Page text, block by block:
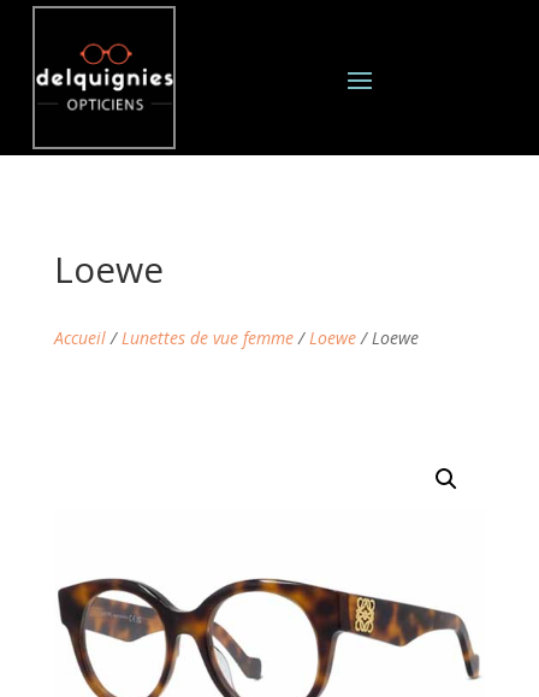
Loewe
Accueil/Lunettes de vue femme/Loewe/ Loewe